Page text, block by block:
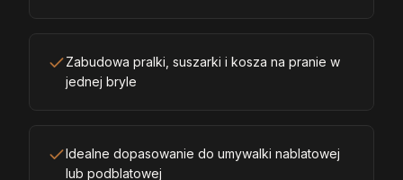
Zabudowa pralki, suszarki i kosza na pranie w
jednej bryle
Idealne dopasowanie do umywalki nablatowej
lub podblatowej